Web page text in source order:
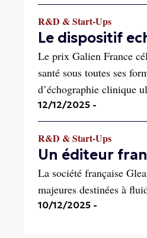
R&D & Start-Ups
Le dispositif
Le prix Galien France
santé sous toutes ses
d’échographie clinique
12/12/2025 -
R&D & Start-Ups
Un éditeur
La société française
majeures destinées à
10/12/2025 -